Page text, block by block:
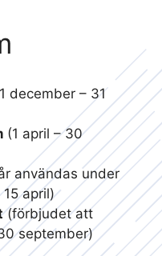
december – 31
(1 april – 30
användas under
april)
(förbjudet att
september)